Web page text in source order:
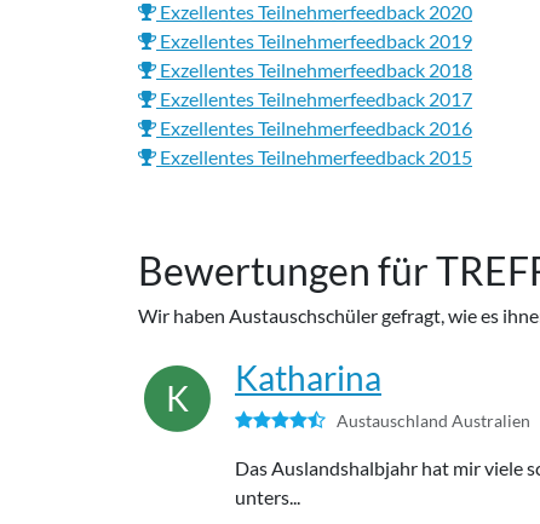
Exzellentes Teilnehmerfeedback 2020
Exzellentes Teilnehmerfeedback 2019
Exzellentes Teilnehmerfeedback 2018
Exzellentes Teilnehmerfeedback 2017
Exzellentes Teilnehmerfeedback 2016
Exzellentes Teilnehmerfeedback 2015
Bewertungen für
Wir haben Austauschschüler gefragt, wie es
K Katharina
Austauschland Australien
Das Auslandshalbjahr hat mir viele
unters...